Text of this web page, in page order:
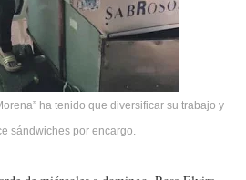
ha tenido que diversificar su trabajo y
sándwiches por encargo.